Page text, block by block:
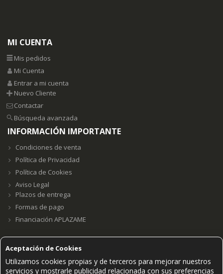
Aceptación de Cookies
Utilizamos cookies propias y de terceros para mejorar nuestros
servicios y mostrarle publicidad relacionada con sus preferencias
MI CUENTA
Mis pedidos
Mi Cuenta
Entrar a mi cuenta
Nuevo Cliente
Contactar
Búsqueda avanzada
INFORMACIÓN IMPORTANTE
Condiciones de venta
Política de Privacidad
Política de Cookies
Aviso Legal
Plazos de entrega
Formas de pago
Financiación APLAZAME
Grupo E23W Distribuciones, S.L. B98123102 ©2021.